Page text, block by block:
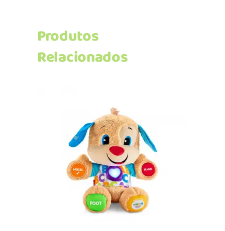
Produtos
Relacionados
Adicionar